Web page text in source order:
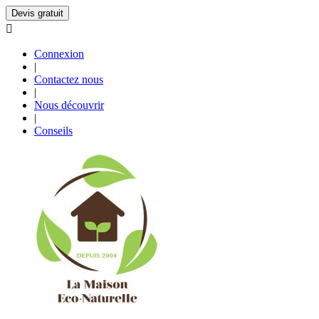
Devis gratuit

Connexion
|
Contactez nous
|
Nous découvrir
|
Conseils